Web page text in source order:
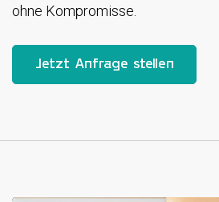
ohne Kompromisse.
Jetzt Anfrage stellen